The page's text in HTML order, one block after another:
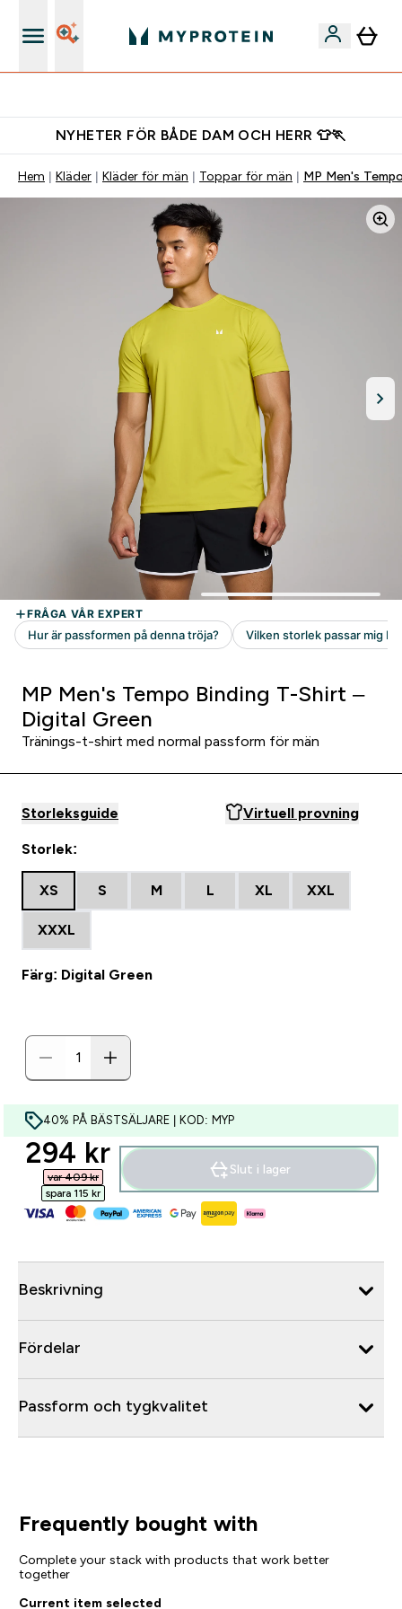
NYHETER FÖR BÅDE DAM OCH HERR 👕🏃
Hem Kläder Kläder för män Toppar för män MP Men's
MP Men's Tempo Binding T-Shirt –
Digital Green
Tränings-t-shirt med normal passform för män
Storleksguide Virtuell provning
Storlek:
XS S M L XL XXL
XXXL
Färg: Digital Green
40% PÅ BÄSTSÄLJARE | KOD: MYP
discounted price
294 kr‎
var 409 kr‎
spara 115 kr‎
Slut i lager
Beskrivning
Fördelar
Passform och tygkvalitet
Frequently bought with
Complete your stack with products that work better
together
Current item selected